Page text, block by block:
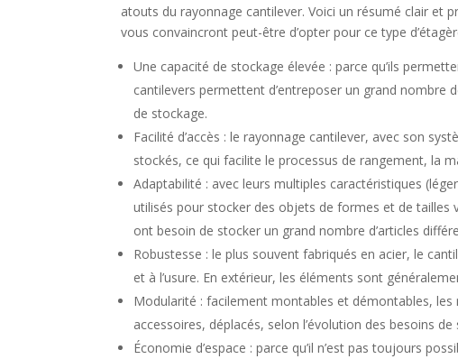
atouts du rayonnage cantilever. Voici un résumé clair et
vous convaincront peut-être d’opter pour ce type
Une capacité de stockage élevée : parce qu’ils
cantilevers permettent d’entreposer un grand nombre
de stockage.
Facilité d’accès : le rayonnage cantilever, avec son
stockés, ce qui facilite le processus de rangement, la
Adaptabilité : avec leurs multiples caractéristiques
utilisés pour stocker des objets de formes et de tailles
ont besoin de stocker un grand nombre d’articles
Robustesse : le plus souvent fabriqués en acier, le
et à l’usure. En extérieur, les éléments sont
Modularité : facilement montables et démontables,
accessoires, déplacés, selon l’évolution des besoins de
Économie d’espace : parce qu’il n’est pas toujours